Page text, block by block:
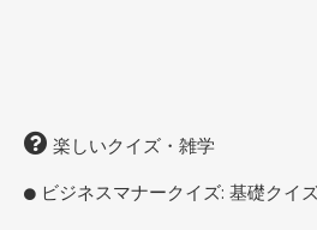
楽しいクイズ・雑学
ビジネスマナークイズ: 基礎クイ